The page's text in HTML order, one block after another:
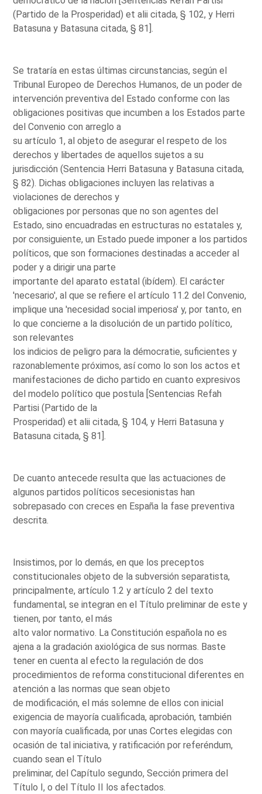
(Partido de la Prosperidad) et alii citada, § 102, y Herri
Batasuna y Batasuna citada, § 81].
Se trataría en estas últimas circunstancias, según el
Tribunal Europeo de Derechos Humanos, de un poder de
intervención preventiva del Estado conforme con las
obligaciones positivas que incumben a los Estados parte
del Convenio con arreglo a
su artículo 1, al objeto de asegurar el respeto de los
derechos y libertades de aquellos sujetos a su
jurisdicción (Sentencia Herri Batasuna y Batasuna citada,
§ 82). Dichas obligaciones incluyen las relativas a
violaciones de derechos y
obligaciones por personas que no son agentes del
Estado, sino encuadradas en estructuras no estatales y,
por consiguiente, un Estado puede imponer a los partidos
políticos, que son formaciones destinadas a acceder al
poder y a dirigir una parte
importante del aparato estatal (ibídem). El carácter
'necesario', al que se refiere el artículo 11.2 del Convenio,
implique una 'necesidad social imperiosa' y, por tanto, en
lo que concierne a la disolución de un partido político,
son relevantes
los indicios de peligro para la démocratie, suficientes y
razonablemente próximos, así como lo son los actos et
manifestaciones de dicho partido en cuanto expresivos
del modelo político que postula [Sentencias Refah
Partisi (Partido de la
Prosperidad) et alii citada, § 104, y Herri Batasuna y
Batasuna citada, § 81].
De cuanto antecede resulta que las actuaciones de
algunos partidos políticos secesionistas han
sobrepasado con creces en España la fase preventiva
descrita.
Insistimos, por lo demás, en que los preceptos
constitucionales objeto de la subversión separatista,
principalmente, artículo 1.2 y artículo 2 del texto
fundamental, se integran en el Título preliminar de este y
tienen, por tanto, el más
alto valor normativo. La Constitución española no es
ajena a la gradación axiológica de sus normas. Baste
tener en cuenta al efecto la regulación de dos
procedimientos de reforma constitucional diferentes en
atención a las normas que sean objeto
de modificación, el más solemne de ellos con inicial
exigencia de mayoría cualificada, aprobación, también
con mayoría cualificada, por unas Cortes elegidas con
ocasión de tal iniciativa, y ratificación por referéndum,
cuando sean el Título
preliminar, del Capítulo segundo, Sección primera del
Título I, o del Título II los afectados.